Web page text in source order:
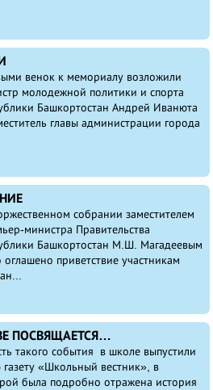
венок к мемориалу возложили
молодежной политики и спорта
Башкортостан Андрей Иванюта
главы администрации города
собрании заместителем
министра Правительства
Башкортостан М.Ш. Магадеевым
оглашено приветствие участникам
ПОСВЯЩАЕТСЯ…
такого события в школе выпустили
газету «Школьный вестник», в
была подробно отражена история